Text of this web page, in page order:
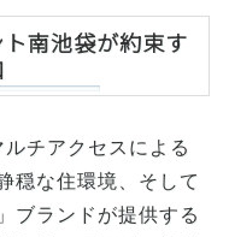
南池袋が約束す
チアクセスによる
穏な住環境、そして
ブランドが提供する